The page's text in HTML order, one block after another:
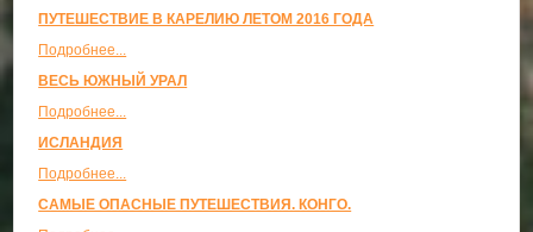
ПУТЕШЕСТВИЕ В КАРЕЛИЮ ЛЕТОМ 2016 ГОДА
Подробнее...
ВЕСЬ ЮЖНЫЙ УРАЛ
Подробнее...
ИСЛАНДИЯ
Подробнее...
САМЫЕ ОПАСНЫЕ ПУТЕШЕСТВИЯ. КОНГО.